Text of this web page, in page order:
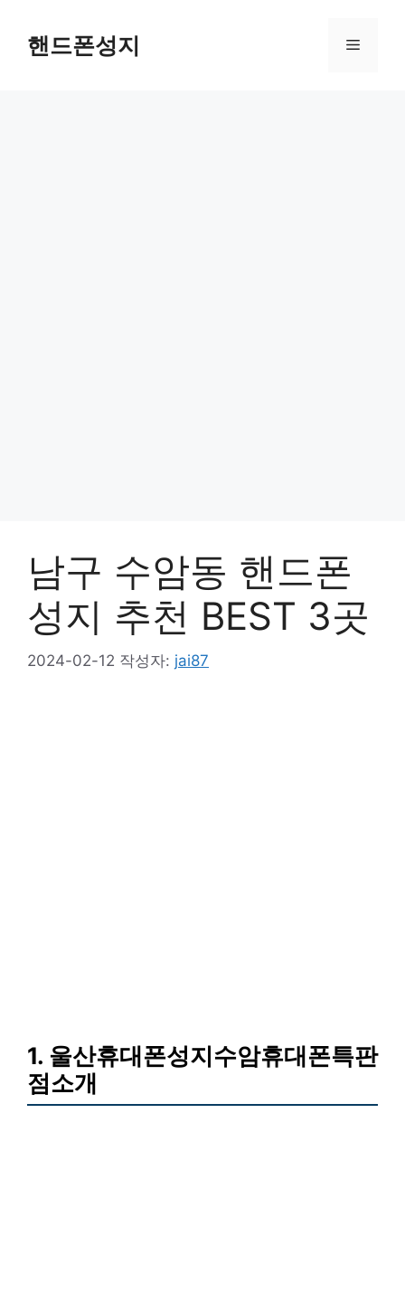
핸드폰성지 메
남구 수암동 핸드폰
성지 추천 BEST 3곳
2024-02-12 작성자: jai87
1. 울산휴대폰성지수암휴대폰특판
점소개